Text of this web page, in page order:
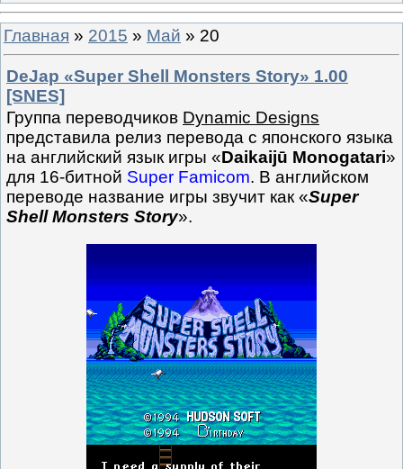
Главная » 2015 » Май » 20
DeJap «Super Shell Monsters Story» 1.00
[SNES]
Группа переводчиков Dynamic Designs
представила релиз перевода с японского языка
на английский язык игры «Daikaijū Monogatari»
для 16-битной Super Famicom. В английском
переводе название игры звучит как «Super
Shell Monsters Story».